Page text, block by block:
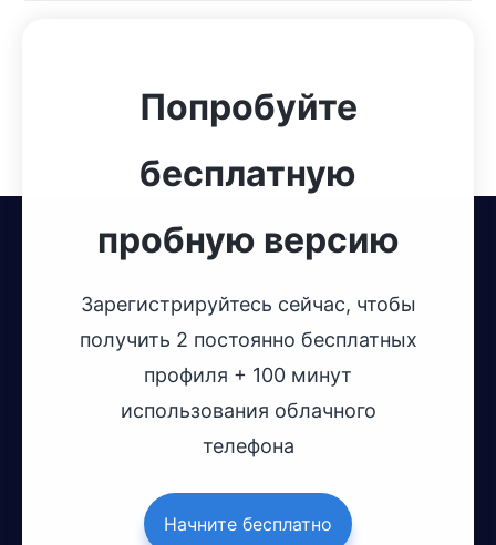
Попробуйте
бесплатную
пробную версию
Зарегистрируйтесь сейчас, чтобы
получить 2 постоянно бесплатных
профиля + 100 минут
использования облачного
телефона
Начните бесплатно